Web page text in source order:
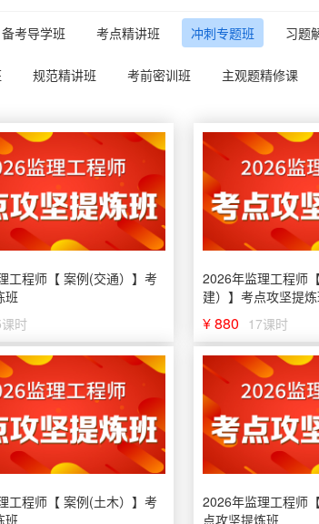
备考导学班 考点精讲班 冲刺专题班 习题
规范精讲班 考前密训班 主观题精修课
工程师【 案例(交通）】考
班
时
2026年监理工程师
建）】考点攻坚提
¥ 880 17课时
工程师【 案例(土木）】考
班
2026年监理工程师
点攻坚提炼班